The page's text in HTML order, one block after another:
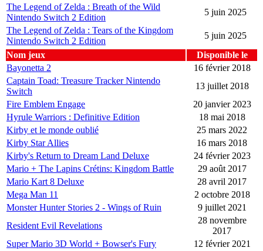
The Legend of Zelda : Breath of the Wild
Nintendo Switch 2 Edition
5 juin 2025
The Legend of Zelda : Tears of the Kingdom
Nintendo Switch 2 Edition
5 juin 2025
Nom jeux
Disponible le
Bayonetta 2
16 février 2018
Captain Toad: Treasure Tracker Nintendo
Switch
13 juillet 2018
Fire Emblem Engage
20 janvier 2023
Hyrule Warriors : Definitive Edition
18 mai 2018
Kirby et le monde oublié
25 mars 2022
Kirby Star Allies
16 mars 2018
Kirby's Return to Dream Land Deluxe
24 février 2023
Mario + The Lapins Crétins: Kingdom Battle
29 août 2017
Mario Kart 8 Deluxe
28 avril 2017
Mega Man 11
2 octobre 2018
Monster Hunter Stories 2 - Wings of Ruin
9 juillet 2021
Resident Evil Revelations
28 novembre
2017
Super Mario 3D World + Bowser's Fury
12 février 2021